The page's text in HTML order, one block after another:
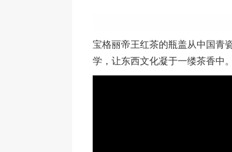
宝格丽帝王红茶的瓶盖从中国青
学，让东西文化凝于一缕茶香中。